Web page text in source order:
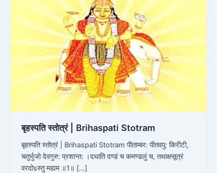
बृहस्पति स्तोत्रं | Brihaspati Stotram
बृहस्पति स्तोत्रं | Brihaspati Stotram पीताम्बर: पीतवपु: किरीटी,
चतुर्भुजो देवगुरु: प्रशान्त: ।दधाति दण्डं च कमण्डलुं च, तथाक्षसूत्रं
वरदोsस्तु मह्यम ॥1॥ […]
Brihaspati
Stotram